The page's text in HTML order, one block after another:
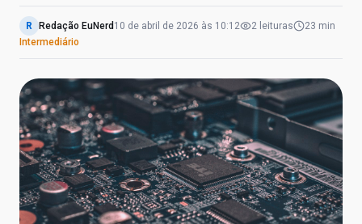
R Redação EuNerd 10 de abril de 2026 às 10:12 2 leituras
23 min
Intermediário